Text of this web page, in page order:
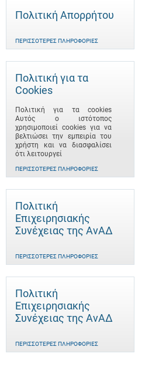
Πολιτική Απορρήτου
ΠΕΡΙΣΣΌΤΕΡΕΣ ΠΛΗΡΟΦΟΡΊΕΣ
Πολιτική για τα
Cookies
Πολιτική για τα cookies
Αυτός ο ιστότοπος
χρησιμοποιεί cookies για να
βελτιώσει την εμπειρία του
χρήστη και να διασφαλίσει
ότι λειτουργεί
ΠΕΡΙΣΣΌΤΕΡΕΣ ΠΛΗΡΟΦΟΡΊΕΣ
Πολιτική
Επιχειρησιακής
Συνέχειας της ΑνΑΔ
ΠΕΡΙΣΣΌΤΕΡΕΣ ΠΛΗΡΟΦΟΡΊΕΣ
Πολιτική
Επιχειρησιακής
Συνέχειας της ΑνΑΔ
ΠΕΡΙΣΣΌΤΕΡΕΣ ΠΛΗΡΟΦΟΡΊΕΣ